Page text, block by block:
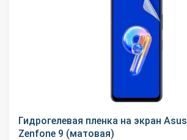
Гидрогелевая пленка на экран Asus
Zenfone 9 (матовая)